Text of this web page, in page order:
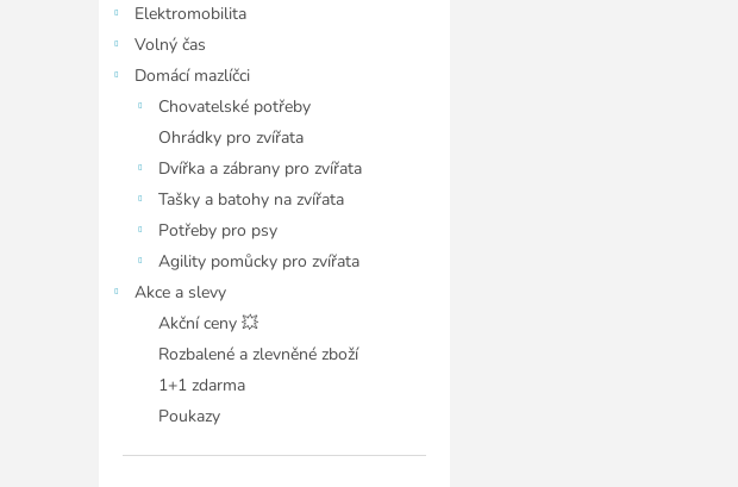
Elektromobilita
Volný čas
Domácí mazlíčci
Chovatelské potřeby
Ohrádky pro zvířata
Dvířka a zábrany pro zvířata
Tašky a batohy na zvířata
Potřeby pro psy
Agility pomůcky pro zvířata
Akce a slevy
Akční ceny 💥
Rozbalené a zlevněné zboží
1+1 zdarma
Poukazy